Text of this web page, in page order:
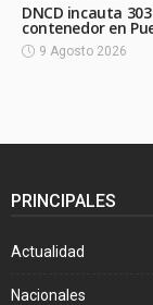
DNCD incauta
contenedor en
9 Agosto 2026
PRINCIPALES
Actualidad
Nacionales